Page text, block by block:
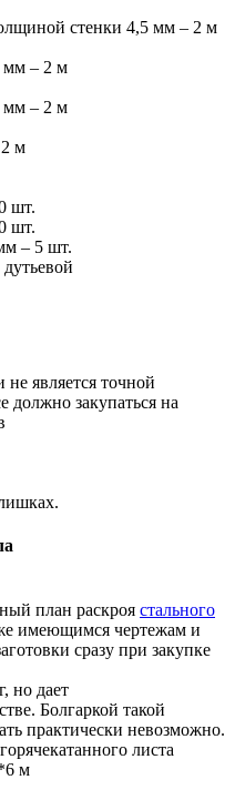
стенки 4,5 мм – 2 м
мм – 2 м
мм – 2 м
м
шт.
шт.
– 5 шт.
не является точной
должно закупаться на
план раскроя стального
имеющимся чертежам и
сразу при закупке
но дает
Болгаркой такой
практически невозможно.
листа
м